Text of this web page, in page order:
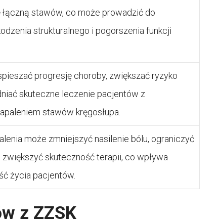
łączną stawów, co może prowadzić do
strukturalnego i pogorszenia funkcji
progresję choroby, zwiększać ryzyko
skuteczne leczenie pacjentów z
stawów kręgosłupa.
może zmniejszyć nasilenie bólu, ograniczyć
skuteczność terapii, co wpływa
życia pacjentów.
z ZZSK